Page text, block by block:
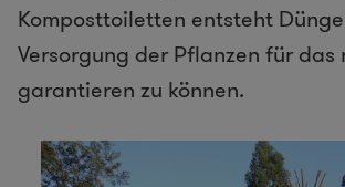
Komposttoiletten entsteht
Versorgung der Pflanzen für
garantieren zu können.